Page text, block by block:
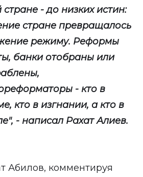
стране - до низких истин:
стране превращалось
режиму. Реформы
банки отобраны или
- кто в
кто в изгнании, а кто в
- написал Рахат Алиев.
Абилов, комментируя